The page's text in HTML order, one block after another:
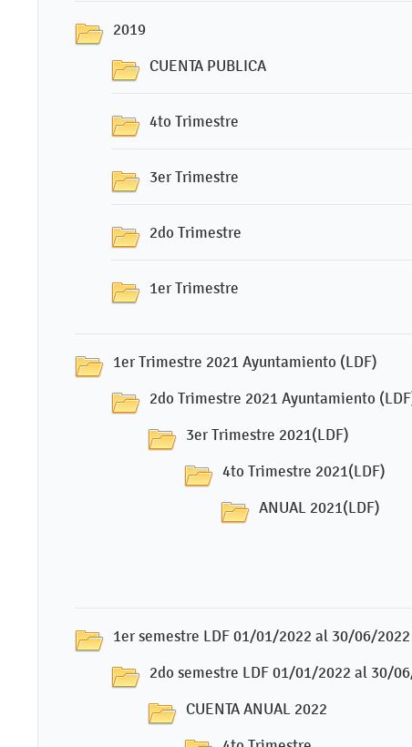
2019
CUENTA PUBLICA
4to Trimestre
3er Trimestre
2do Trimestre
1er Trimestre
1er Trimestre 2021 Ayuntamiento (LDF)
2do Trimestre 2021 Ayuntamiento
3er Trimestre 2021(LDF)
4to Trimestre 2021(LDF)
ANUAL 2021(LDF)
1er semestre LDF 01/01/2022 al 30/06/2022
2do semestre LDF 01/01/2022 al 30/
CUENTA ANUAL 2022